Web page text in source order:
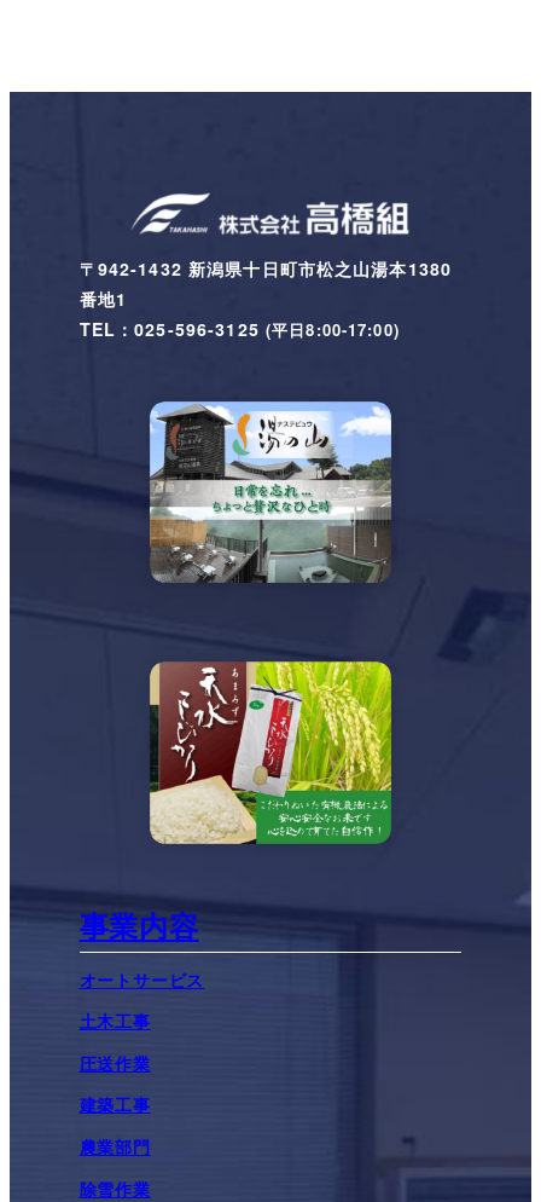
〒942-1432 新潟県十日町市松之山湯本1380
番地1
TEL：025-596-3125 (平日8:00-17:00)
事業内容
オートサービス
土木工事
圧送作業
建築工事
農業部門
除雪作業